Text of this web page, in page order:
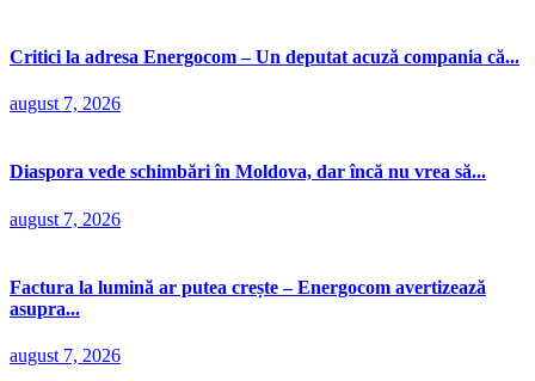
Critici la adresa Energocom – Un deputat acuză compania că...
august 7, 2026
Diaspora vede schimbări în Moldova, dar încă nu vrea să...
august 7, 2026
Factura la lumină ar putea crește – Energocom avertizează
asupra...
august 7, 2026